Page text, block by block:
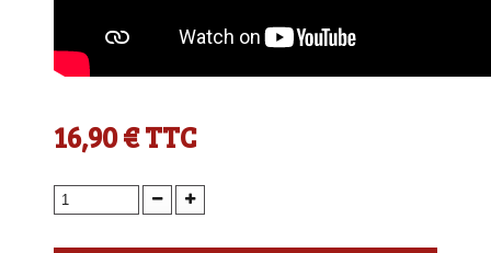
16,90 €TTC